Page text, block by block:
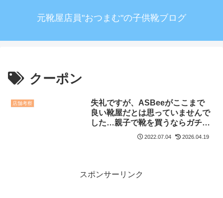
元靴屋店員"おつまむ"の子供靴ブログ
クーポン
店舗考察
失礼ですが、ASBeeがここまで
良い靴屋だとは思っていませんで
した…親子で靴を買うならガチで
2022.07.04 2026.04.19
スポンサーリンク